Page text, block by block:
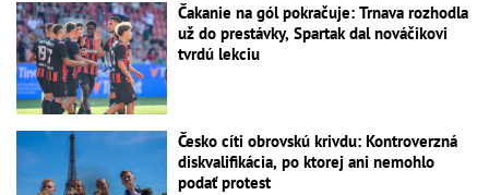
Čakanie na gól pokračuje: Trnava rozhodla
už do prestávky, Spartak dal nováčikovi
tvrdú lekciu
Česko cíti obrovskú krivdu: Kontroverzná
diskvalifikácia, po ktorej ani nemohlo
podať protest